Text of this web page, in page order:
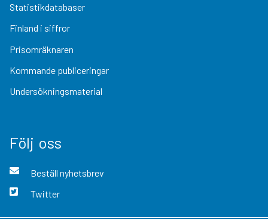
Statistikdatabaser
Finland i siffror
Prisomräknaren
Kommande publiceringar
Undersökningsmaterial
Följ oss
Beställ nyhetsbrev
Twitter